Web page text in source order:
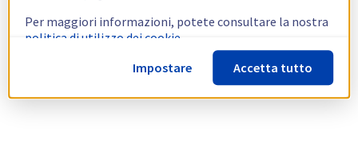
Per maggiori informazioni, potete consultare la nostra
politica di utilizzo dei cookie.
Impostare
Accetta tutto